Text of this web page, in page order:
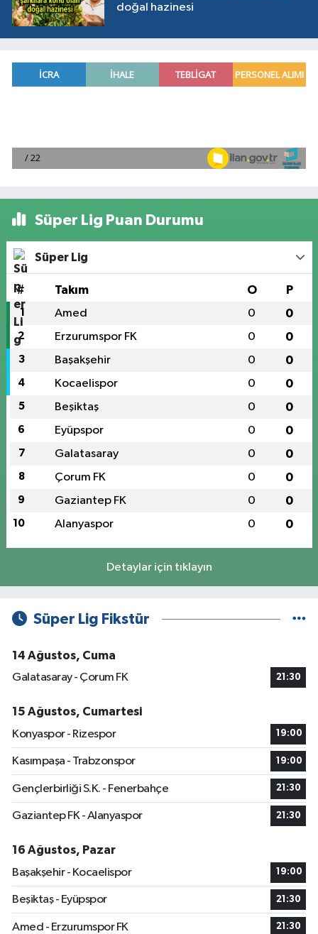
doğal hazinesi
Süper Lig Puan Durumu
Süper Lig
# Takım O P
1 Amed 0 0
2 Erzurumspor FK 0 0
3 Başakşehir 0 0
4 Kocaelispor 0 0
5 Beşiktaş 0 0
6 Eyüpspor 0 0
7 Galatasaray 0 0
8 Çorum FK 0 0
9 Gaziantep FK 0 0
10 Alanyaspor 0 0
Detaylar için tıklayın
Süper Lig Fikstür
14 Ağustos, Cuma
Galatasaray - Çorum FK
21:30
15 Ağustos, Cumartesi
Konyaspor - Rizespor
19:00
Kasımpaşa - Trabzonspor 19:00
Gençlerbirliği S.K. - Fenerbahçe 21:30
Gaziantep FK - Alanyaspor 21:30
16 Ağustos, Pazar
Başakşehir - Kocaelispor
19:00
Beşiktaş - Eyüpspor 21:30
Amed - Erzurumspor FK 21:30